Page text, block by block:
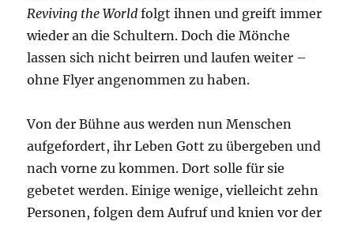
Reviving the World folgt ihnen und greift immer
wieder an die Schultern. Doch die Mönche
lassen sich nicht beirren und laufen weiter –
ohne Flyer angenommen zu haben.
Von der Bühne aus werden nun Menschen
aufgefordert, ihr Leben Gott zu übergeben und
nach vorne zu kommen. Dort solle für sie
gebetet werden. Einige wenige, vielleicht zehn
Personen, folgen dem Aufruf und knien vor der